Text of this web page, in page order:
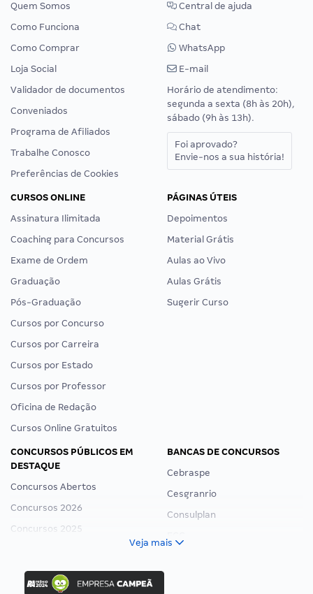
Quem Somos
Como Funciona
Como Comprar
Loja Social
Validador de documentos
Conveniados
Programa de Afiliados
Trabalhe Conosco
Preferências de Cookies
Central de ajuda
Chat
WhatsApp
E-mail
Horário de atendimento:
segunda a sexta (8h às 20h),
sábado (9h às 13h).
Foi aprovado?
Envie-nos a sua história!
CURSOS ONLINE
Assinatura Ilimitada
Coaching para Concursos
Exame de Ordem
Graduação
Pós-Graduação
Cursos por Concurso
Cursos por Carreira
Cursos por Estado
Cursos por Professor
Oficina de Redação
Cursos Online Gratuitos
PÁGINAS ÚTEIS
Depoimentos
Material Grátis
Aulas ao Vivo
Aulas Grátis
Sugerir Curso
CONCURSOS PÚBLICOS EM
DESTAQUE
Concursos Abertos
Concursos 2026
Concursos 2025
Concurso Ibama
Concurso MPU
BANCAS DE CONCURSOS
Cebraspe
Cesgranrio
Consulplan
Veja mais